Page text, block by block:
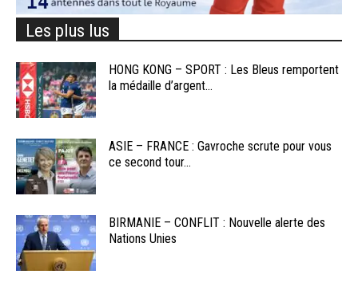
Les plus lus
HONG KONG – SPORT : Les Bleus remportent
la médaille d’argent...
ASIE – FRANCE : Gavroche scrute pour vous
ce second tour...
BIRMANIE – CONFLIT : Nouvelle alerte des
Nations Unies